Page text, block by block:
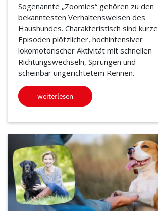
Sogenannte „Zoomies“ gehören zu den
bekanntesten Verhaltensweisen des
Haushundes. Charakteristisch sind kurze
Episoden plötzlicher, hochintensiver
lokomotorischer Aktivität mit schnellen
Richtungswechseln, Sprüngen und
scheinbar ungerichtetem Rennen.
weiterlesen